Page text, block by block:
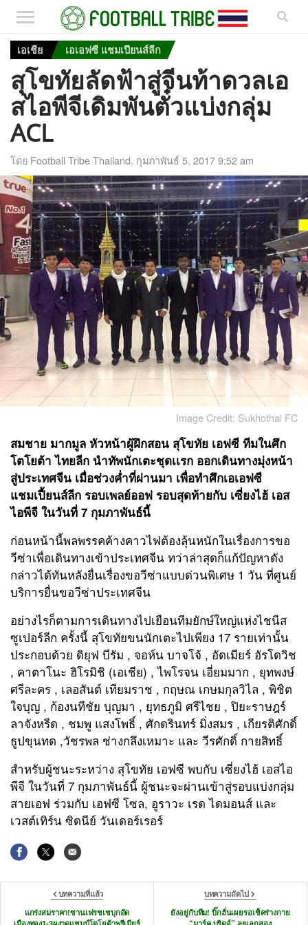
เอเชีย เอเอฟซี แชมเปียนส์ลีก
สุโขทัยลัดฟ้าสู่จีนท้าดวลเอ
สไอพีจีเดิมพันตั๋วแบ่งกลุ่ม
ACL
โดย Football Tribe Thailand, กุมภาพันธ์ 5, 2017 9:52 am
Image Credit: Sukhothai FC
สมชาย มากมูล หัวหน้าผู้ฝึกสอน สุโขทัย เอฟซี ทีมในศึก
โตโยต้า ไทยลีก นำทัพนักเตะชุดเเรก ออกเดินทางมุ่งหน้า
สู่ประเทศจีน เมื่อช่วงค่ำที่ผ่านมา เพื่อทำศึกเอเอฟซี
แชมเปี้ยนส์ลีก รอบเพลย์ออฟ รอบสุดท้ายกับ เซี่ยงไฮ้ เอส
ไอพีจี ในวันที่ 7 กุมภาพันธ์นี้
ก่อนหน้านี้พลพรรคค้างคาวไฟต้องลุ้นหนักในเรื่องการขอ
วีซ่าเพื่อเดินทางเข้าประเทศจีน ทว่าล่าสุดก็แก้ปัญหาดัง
กล่าวได้ทันหลังยื่นเรื่องขอวีซ่าแบบด่วนพิเศษ 1 วัน ที่ศูนย์
บริการยื่นขอวีซ่าประเทศจีน
อย่างไรก็ตามการเดินทางไปเยือนทีมยักษ์ใหญ่แห่งไชนีส
ซูเปอร์ลีก ครั้งนี้ สุโขทัยขนนักเตะไปเพียง 17 รายเท่านั้น
ประกอบด้วย ดิยุฟ บีรัม , จอห์น บาจโจ้ , อัดเมียร์ อัรโดวิช
, คาตาโนะ ฮิโรมิชิ (เอเชีย) , ไพโรจน เอี่ยมมาก , ยุทพงษ์
ศรีละคร , เลอสันต์ เทียมราช , กฤษณ เกษมกุลวิไล , พิชิต
ใจบุญ , ก้องนทีชัย บุญมา , ยุทธภูมิ ศรีไชย , ปิยะราษฎร์
ลาจังหรีด , ชมพู แสงโพธิ์ , ศักดรินทร์ มิ่งสมร , เกียรติศักดิ์
ธูปขุนทด ,วัชรพล ช่างกลึงเหมาะ และ วีรศักดิ์ กายสิทธิ์
สำหรับผู้ชนะระหว่าง สุโขทัย เอฟซี พบกับ เซี่ยงไฮ้ เอสไอ
พีจี ในวันที่ 7 กุมภาพันธ์นี้ ผู้ชนะจะผ่านเข้าสู่รอบแบ่งกลุ่ม
สายเอฟ ร่วมกับ เอฟซี โซล, อูราวะ เรด ไดมอนส์ และ
เวสต์เทิร์น ซิดนีย์ วันเดอร์เรอร์
บทความที่แล้ว
แกร่งสมราคา!ซานเฟรชเชบุกอัด
บทความถัดไป
ยังอยู่กับทีม! บิ๊กฮั่นเผยรอเช็คร่างกาย